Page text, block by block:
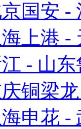
国安 -
上港 -
- 山
铜梁
申花 -